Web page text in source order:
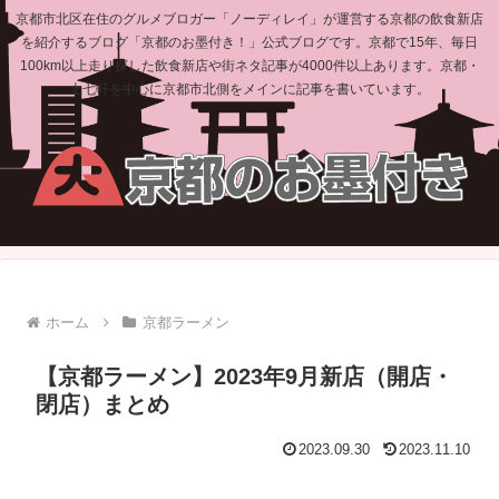
京都市北区在住のグルメブロガー「ノーディレイ」が運営する京都の飲食新店
を紹介するブログ「京都のお墨付き！」公式ブログです。京都で15年、毎日
100km以上走り探した飲食新店や街ネタ記事が4000件以上あります。京都・
上七軒を中心に京都市北側をメインに記事を書いています。
ホーム 京都ラーメン
【京都ラーメン】2023年9月新店（開店・
閉店）まとめ
2023.09.30 2023.11.10